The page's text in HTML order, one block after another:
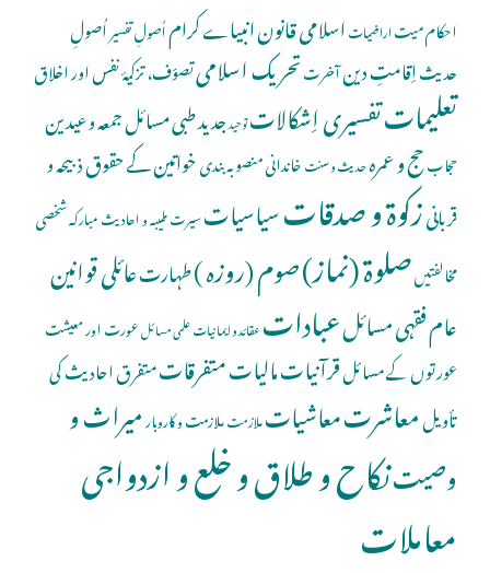
احکام میتاراضیاتاسلامی قانونانبیاے کراماُصولِ تفسیراُصولِ
حدیثاِقامتِ دینآخرتتحریک اسلامیتصوّف، تزکیۂ نفس اور اخلاق
تعلیماتتفسیری اِشکالاتتوحیدجدید طبی مسائلجمعہ و عیدین
حجابحج و عمرہحدیث و سنتخاندانی منصوبہ بندیخواتین کے حقوقذبیحہ و
قربانیزکوۃ و صدقاتسیاسیاتسیرت طیبہ و احادیث مبارکہشخصی
مخالفتیںصلوة (نماز)صوم (روزہ )طہارتعائلی قوانین
عام فقہی مسائلعباداتعقائد و ایمانیاتعلمی مسائلعورت اور معیشت
عورتوں کے مسائلقرآنیاتمالیاتمتفرقاتمتفرق احادیث کی
تأویلمعاشرتمعاشیاتملازمتملازمت و کاروبارمیراث و
وصیتنکاح و طلاق و خلع و ازدواجی
معاملات